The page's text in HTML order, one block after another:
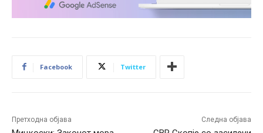
Facebook Twitter
Претходна објава Следна објава